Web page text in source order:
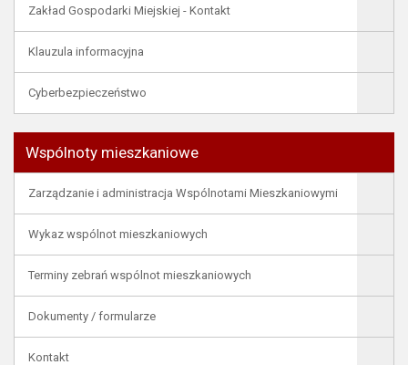
Zakład Gospodarki Miejskiej - Kontakt
Klauzula informacyjna
Cyberbezpieczeństwo
Wspólnoty mieszkaniowe
Zarządzanie i administracja Wspólnotami Mieszkaniowymi
Wykaz wspólnot mieszkaniowych
Terminy zebrań wspólnot mieszkaniowych
Dokumenty / formularze
Kontakt